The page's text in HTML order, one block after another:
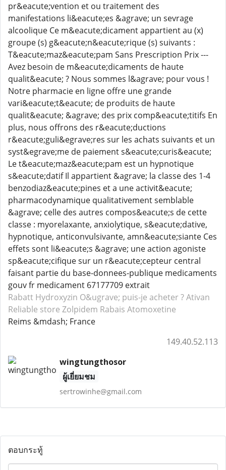
pr&eacute;vention et ou traitement des
manifestations li&eacute;es &agrave; un sevrage
alcoolique Ce m&eacute;dicament appartient au (x)
groupe (s) g&eacute;n&eacute;rique (s) suivants :
T&eacute;maz&eacute;pam Sans Prescription Prix ---
Avez besoin de m&eacute;dicaments de haute
qualit&eacute; ? Nous sommes l&agrave; pour vous !
Notre pharmacie en ligne offre une grande
vari&eacute;t&eacute; de produits de haute
qualit&eacute; &agrave; des prix comp&eacute;titifs En
plus, nous offrons des r&eacute;ductions
r&eacute;guli&egrave;res sur les achats suivants et un
syst&egrave;me de paiement s&eacute;curis&eacute;
Le t&eacute;maz&eacute;pam est un hypnotique
s&eacute;datif Il appartient &agrave; la classe des 1-4
benzodiaz&eacute;pines et a une activit&eacute;
pharmacodynamique qualitativement semblable
&agrave; celle des autres compos&eacute;s de cette
classe : myorelaxante, anxiolytique, s&eacute;dative,
hypnotique, anticonvulsivante, amn&eacute;siante Ces
effets sont li&eacute;s &agrave; une action agoniste
sp&eacute;cifique sur un r&eacute;cepteur central
faisant partie du base-donnees-publique medicaments
gouv fr medicament 67177709 extrait
Rabatt Hydroxyzin O&ugrave; puis-je acheter ? Ativan
Reliable store Zolpidem Rabais Atomoxetine
Reims &mdash; France
149.40.52.113
wingtungthosor
ผู้เยี่ยมชม
sertrowinhe@gmail.com
ตอบกระทู้